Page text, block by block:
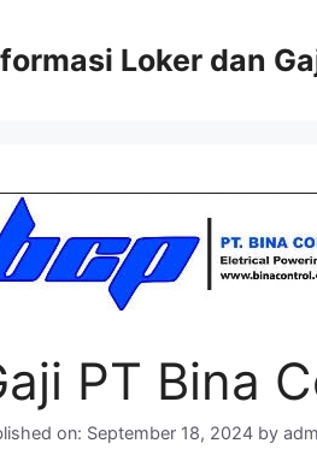
Loker dan
PT Bina
on: September 18, 2024 by